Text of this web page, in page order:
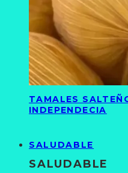
TAMALES
INDEPENDECIA
SALUDABLE
SALUDABLE